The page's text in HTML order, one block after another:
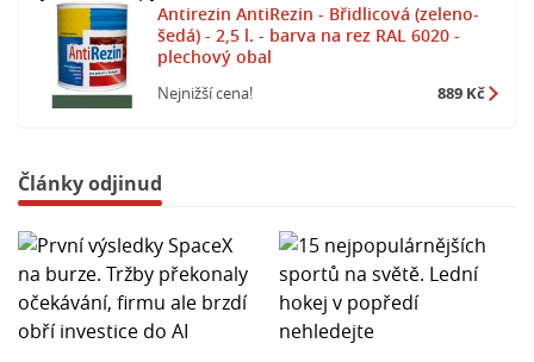
Antirezin AntiRezin - Břidlicová (zeleno-
šedá) - 2,5 l. - barva na rez RAL 6020 -
plechový obal
Nejnižší cena! 889 Kč
Články odjinud